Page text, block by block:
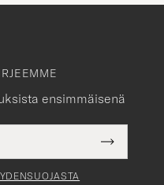
valikoimasta.
ensimmäisenä
Submit
Newsletter